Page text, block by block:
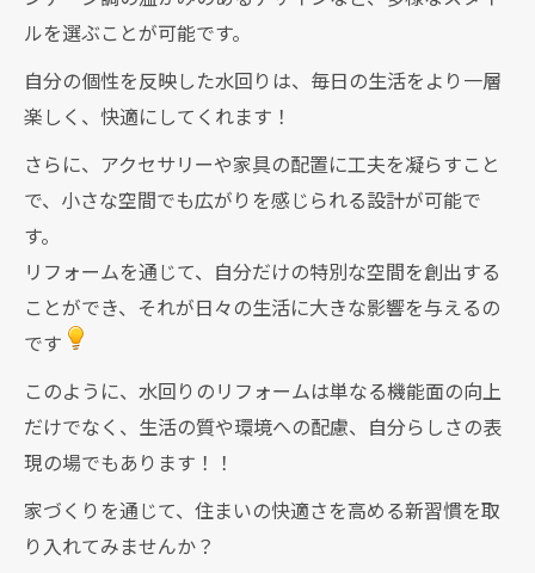
ルを選ぶことが可能です。
自分の個性を反映した水回りは、毎日の生活をより一層
楽しく、快適にしてくれます！
さらに、アクセサリーや家具の配置に工夫を凝らすこと
で、小さな空間でも広がりを感じられる設計が可能で
す。
リフォームを通じて、自分だけの特別な空間を創出する
ことができ、それが日々の生活に大きな影響を与えるの
です
このように、水回りのリフォームは単なる機能面の向上
だけでなく、生活の質や環境への配慮、自分らしさの表
現の場でもあります！！
家づくりを通じて、住まいの快適さを高める新習慣を取
り入れてみませんか？